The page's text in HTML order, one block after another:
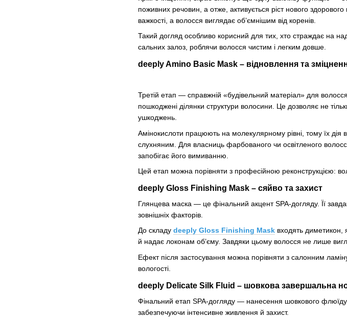
поживних речовин, а отже, активується ріст нового
важкості, а волосся виглядає об’ємнішим від коренів.
Такий догляд особливо корисний для тих, хто страждає на
сальних залоз, роблячи волосся чистим і легким довше.
deeply Amino Basic Mask – відновлення та
Третій етап — справжній «будівельний матеріал» для
пошкоджені ділянки структури волосини. Це дозволяє не
ушкоджень.
Амінокислоти працюють на молекулярному рівні, тому їх дія
слухняним. Для власниць фарбованого чи освітленого
запобігає його вимиванню.
Цей етап можна порівняти з професійною реконструкцією:
deeply Gloss Finishing Mask – сяйво та захист
Глянцева маска — це фінальний акцент SPA-догляду. Її
зовнішніх факторів.
До складу deeply Gloss Finishing Mask входять диметикон,
й надає локонам об’єму. Завдяки цьому волосся не лише
Ефект після застосування можна порівняти з салонним
вологості.
deeply Delicate Silk Fluid – шовкова завершальна
Фінальний етап SPA-догляду — нанесення шовкового флюїду
забезпечуючи інтенсивне живлення й захист.